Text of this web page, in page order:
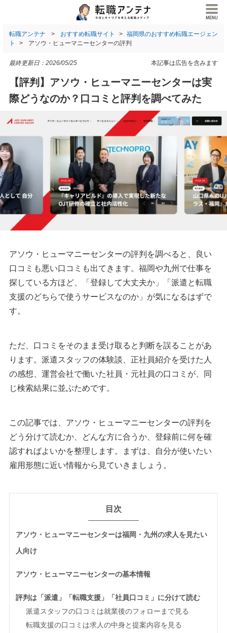
転職アンテナ おすすめ転職サイト
福岡県のおすすめ転職エージェン
ト
アソウ・ヒューマニーセンターの評判
本記事は広告を含みます
最終更新日： 2026/05/25
【評判】アソウ・ヒューマニーセンターは実
際どうなのか？口コミと評判を調べてみた
アソウ・ヒューマニーセンターの評判を調べると、良い
口コミも悪い口コミも出てきます。福岡や九州で仕事を
探している方ほど、「登録して大丈夫か」「派遣と転職
支援のどちらで使うサービスなのか」が気になるはずで
す。
ただ、口コミをそのまま受け取ると判断を誤ることがあ
ります。派遣スタッフの体験談、正社員紹介を受けた人
の感想、運営会社で働いた社員・元社員の口コミが、同
じ検索結果に並ぶためです。
この記事では、アソウ・ヒューマニーセンターの評判を
どう分けて読むか、どんな方に合うか、登録前に何を確
認すればよいかを整理します。まずは、自分が使いたい
雇用形態に近い情報から見ていきましょう。
目次
アソウ・ヒューマニーセンターは福岡・九州の求人を見たい
人向け
アソウ・ヒューマニーセンターの基本情報
評判は「派遣」「転職支援」「社員口コミ」に分けて読む
派遣スタッフの口コミは就業後のフォローまで見る
転職支援の口コミは求人の中身と提案内容を見る